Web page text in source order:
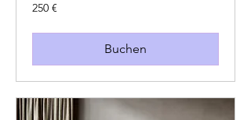
250
Euro
250 €
Buchen